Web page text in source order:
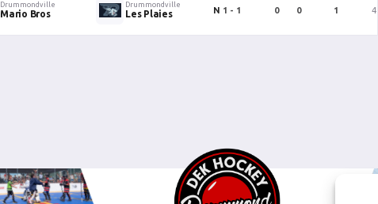
Drummondville
Mario Bros
Drummondville
Les Plaies N 1 - 1 0 0 1 45